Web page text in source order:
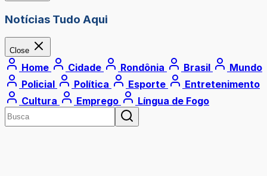
Notícias Tudo Aqui
Close
Home Cidade Rondônia Brasil
Mundo
Policial
Política Esporte
Entretenimento
Cultura
Emprego Língua de Fogo